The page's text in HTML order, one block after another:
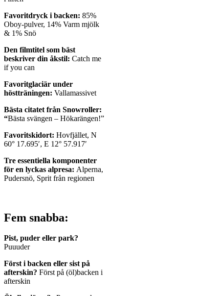
Favoritdryck i backen: 85%
Oboy-pulver, 14% Varm mjölk
& 1% Snö
Den filmtitel som bäst
beskriver din åkstil: Catch me
if you can
Favoritglaciär under
höstträningen: Vallamassivet
Bästa citatet från Snowroller:
“Bästa svängen – Hökarängen!”
Favoritskidort: Hovfjället, N
60° 17.695′, E 12° 57.917′
Tre essentiella komponenter
för en lyckas alpresa: Alperna,
Pudersnö, Sprit från regionen
Fem snabba:
Pist, puder eller park?
Puuuder
Först i backen eller sist på
afterskin? Först på (öl)backen i
afterskin